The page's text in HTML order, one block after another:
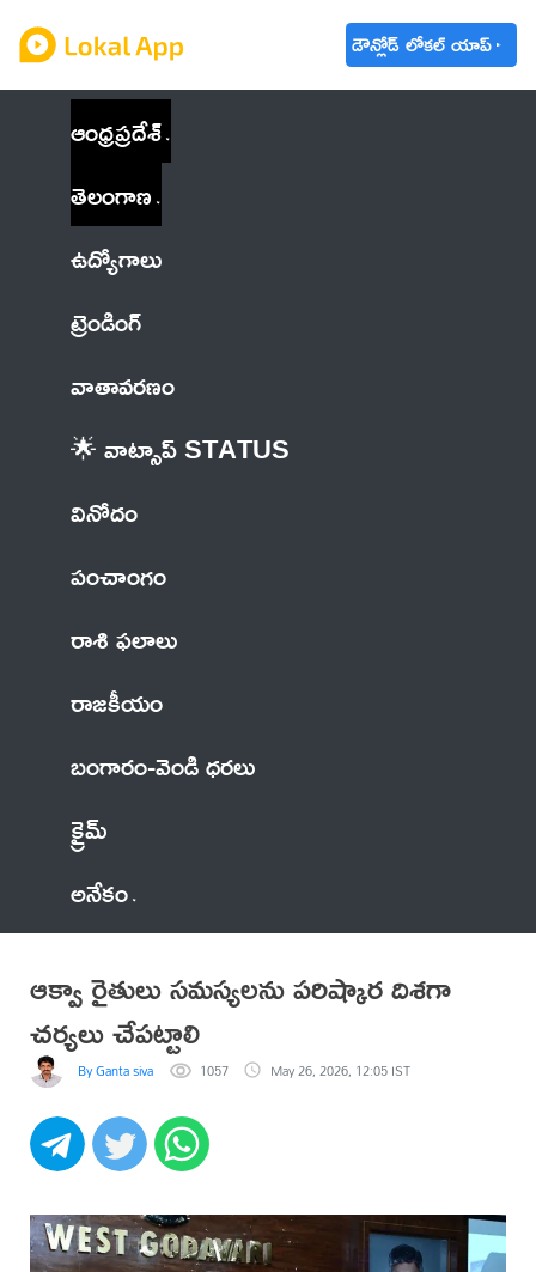
డౌన్లోడ్ లోకల్ యాప్
ఆంధ్రప్రదేశ్
తెలంగాణ
ఉద్యోగాలు
ట్రెండింగ్
వాతావరణం
🌟 వాట్సాప్ STATUS
వినోదం
పంచాంగం
రాశి ఫలాలు
రాజకీయం
బంగారం-వెండి ధరలు
క్రైమ్
అనేకం
ఆక్వా రైతులు సమస్యలను పరిష్కార దిశగా
చర్యలు చేపట్టాలి
By Ganta siva 1057 May 26, 2026, 12:05 IST